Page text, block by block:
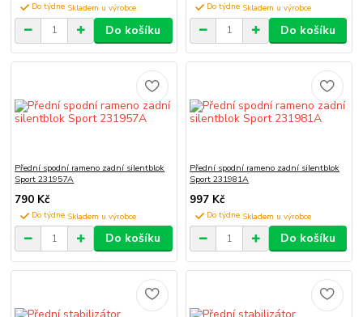
Do týdne
Do košíku
Do týdne
Do košíku
Přední spodní rameno zadní silentblok
Sport 231957A
790 Kč
Do týdne
Do košíku
Přední spodní rameno zadní silentblok
Sport 231981A
997 Kč
Do týdne
Do košíku